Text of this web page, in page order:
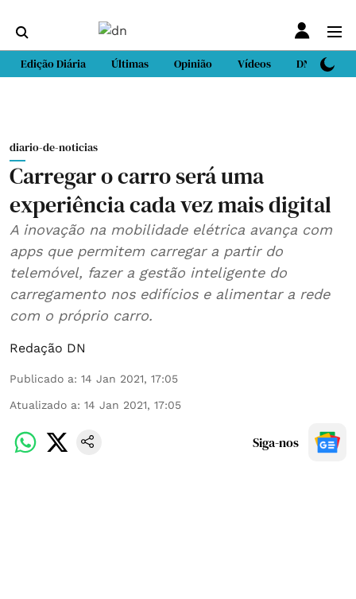
Edição Diária Últimas Opinião Vídeos DN Sport
diario-de-noticias
Carregar o carro será uma
experiência cada vez mais digital
A inovação na mobilidade elétrica avança com
apps que permitem carregar a partir do
telemóvel, fazer a gestão inteligente do
carregamento nos edifícios e alimentar a rede
com o próprio carro.
Redação DN
Publicado a: 14 Jan 2021, 17:05
Atualizado a: 14 Jan 2021, 17:05
Siga-nos